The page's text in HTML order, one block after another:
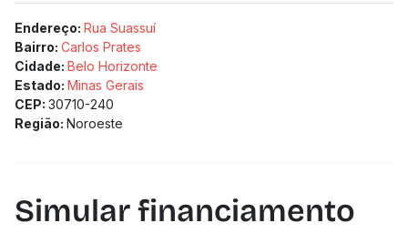
Endereço: Rua Suassuí
Bairro: Carlos Prates
Cidade: Belo Horizonte
Estado: Minas Gerais
CEP: 30710-240
Região: Noroeste
Simular financiamento